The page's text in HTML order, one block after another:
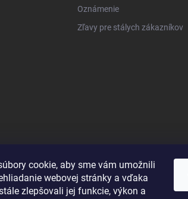
cookie, aby sme vám umožnili
webovej stránky a vďaka
zlepšovali jej funkcie, výkon a
Oznámenie
Zľavy pre stálych zákazníkov